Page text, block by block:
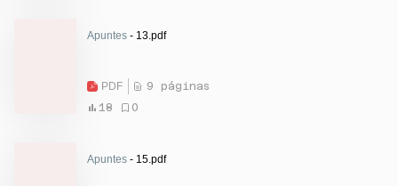
Apuntes - 13.pdf
PDF
9 páginas
18
0
Apuntes - 15.pdf